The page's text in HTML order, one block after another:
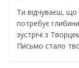
Ти відчуваєш,
потребує
зустрічі з
Письмо стало